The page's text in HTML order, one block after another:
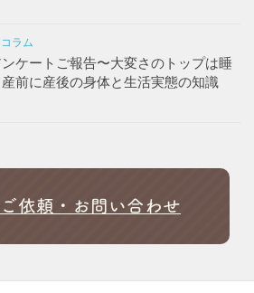
コラム
ケートご報告〜大変さのトップは睡
前に産後の身体と生活実態の知識
依頼・お問い合わせ